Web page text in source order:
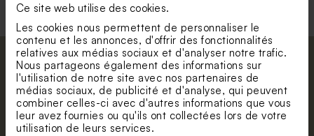
Ce site web utilise des cookies.
Les cookies nous permettent de personnaliser le
contenu et les annonces, d'offrir des fonctionnalités
relatives aux médias sociaux et d'analyser notre trafic.
Nous partageons également des informations sur
l'utilisation de notre site avec nos partenaires de
médias sociaux, de publicité et d'analyse, qui peuvent
combiner celles-ci avec d'autres informations que vous
leur avez fournies ou qu'ils ont collectées lors de votre
utilisation de leurs services.
Abonnez-vous à la newsletter et restez
informé. Petite surprise : bénéficiez de 5%
de réduction.
Prénom